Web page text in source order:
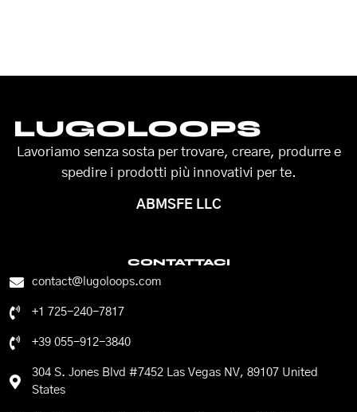
LUGOLOOPS
Lavoriamo senza sosta per trovare, creare, produrre e
spedire i prodotti più innovativi per te.
ABMSFE LLC
CONTATTACI
contact@lugoloops.com
+1 725-240-7817
+39 055-912-3840
304 S. Jones Blvd #7452 Las Vegas NV, 89107 United
States